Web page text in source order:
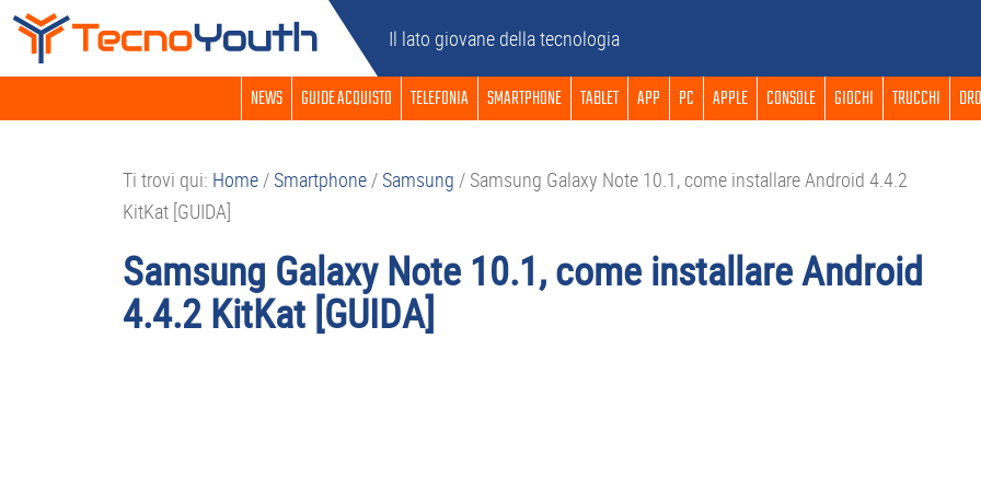
Passa
navigazione
Passa
contenuto
Passa
barra
Passa
piè
Il lato giovane della tecnologia
NEWS GUIDE ACQUISTO TELEFONIA SMARTPHONE TABLET APP PC APPLE CONSOLE GIOCHI TRUCCHI
Ti trovi qui: Home/Smartphone/Samsung / Samsung Galaxy Note 10.1, come installare Android 4.4.2
KitKat [GUIDA]
Samsung Galaxy Note 10.1, come installare Android
4.4.2 KitKat [GUIDA]